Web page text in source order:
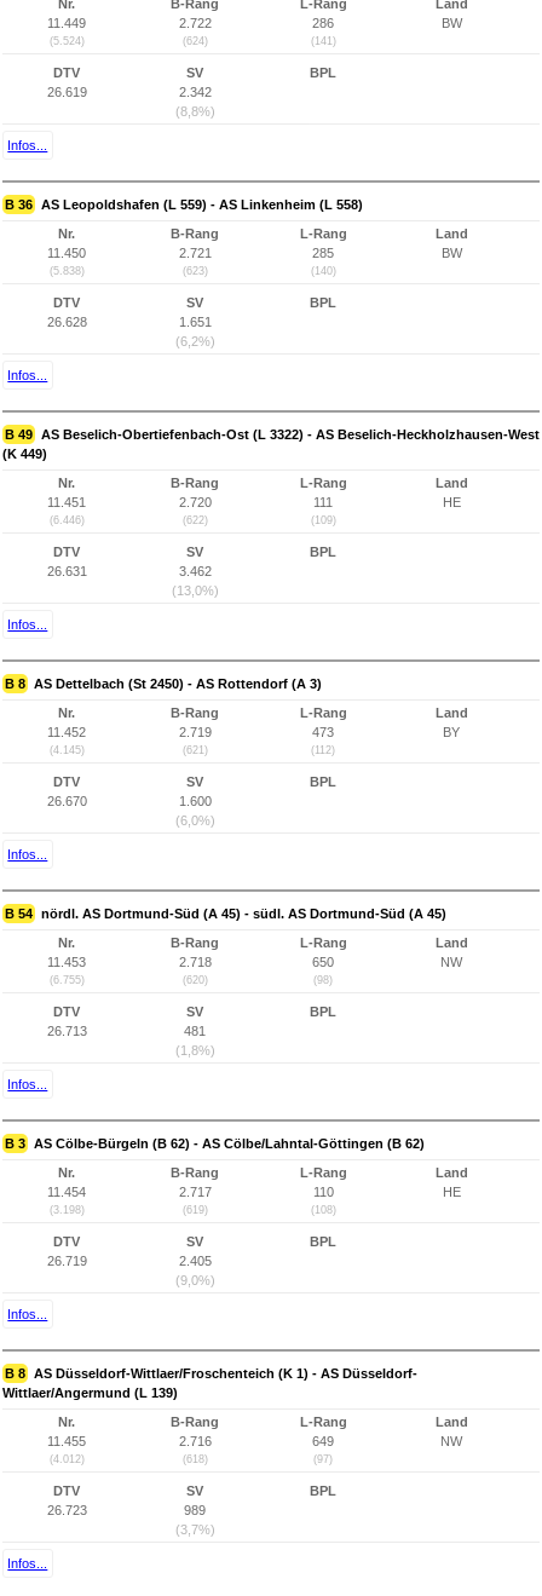
Nr.
11.449
(5.524)
B-Rang
2.722
(624)
L-Rang
286
(141)
Land
BW
DTV
26.619
SV
2.342
(8,8%)
BPL
Infos...
B 36 AS Leopoldshafen (L 559) - AS Linkenheim (L 558)
Nr.
11.450
(5.838)
B-Rang
2.721
(623)
L-Rang
285
(140)
Land
BW
DTV
26.628
SV
1.651
(6,2%)
BPL
Infos...
B 49 AS Beselich-Obertiefenbach-Ost (L 3322) - AS Beselich-Heckholzhausen-West
(K 449)
Nr.
11.451
(6.446)
B-Rang
2.720
(622)
L-Rang
111
(109)
Land
HE
DTV
26.631
SV
3.462
(13,0%)
BPL
Infos...
B 8 AS Dettelbach (St 2450) - AS Rottendorf (A 3)
Nr.
11.452
(4.145)
B-Rang
2.719
(621)
L-Rang
473
(112)
Land
BY
DTV
26.670
SV
1.600
(6,0%)
BPL
Infos...
B 54 nördl. AS Dortmund-Süd (A 45) - südl. AS Dortmund-Süd (A 45)
Nr.
11.453
(6.755)
B-Rang
2.718
(620)
L-Rang
650
(98)
Land
NW
DTV
26.713
SV
481
(1,8%)
BPL
Infos...
B 3 AS Cölbe-Bürgeln (B 62) - AS Cölbe/Lahntal-Göttingen (B 62)
Nr.
11.454
(3.198)
B-Rang
2.717
(619)
L-Rang
110
(108)
Land
HE
DTV
26.719
SV
2.405
(9,0%)
BPL
Infos...
B 8 AS Düsseldorf-Wittlaer/Froschenteich (K 1) - AS Düsseldorf-
Wittlaer/Angermund (L 139)
Nr.
11.455
(4.012)
B-Rang
2.716
(618)
L-Rang
649
(97)
Land
NW
DTV
26.723
SV
989
(3,7%)
BPL
Infos...